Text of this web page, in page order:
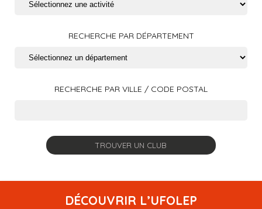
RECHERCHE PAR DÉPARTEMENT
RECHERCHE PAR VILLE / CODE POSTAL
DÉCOUVRIR L’UFOLEP